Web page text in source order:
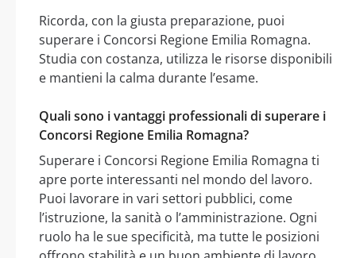
Ricorda, con la giusta preparazione, puoi
superare i Concorsi Regione Emilia Romagna.
Studia con costanza, utilizza le risorse disponibili
e mantieni la calma durante l’esame.
Quali sono i vantaggi professionali di superare i
Concorsi Regione Emilia Romagna?
Superare i Concorsi Regione Emilia Romagna ti
apre porte interessanti nel mondo del lavoro.
Puoi lavorare in vari settori pubblici, come
l’istruzione, la sanità o l’amministrazione. Ogni
ruolo ha le sue specificità, ma tutte le posizioni